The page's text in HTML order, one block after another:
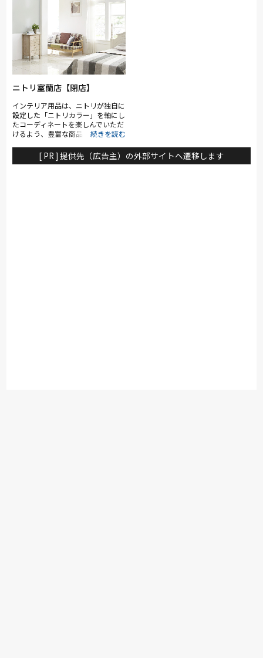
ニトリ室蘭店【閉店】
インテリア用品は、ニトリが独自に
設定した「ニトリカラー」を軸にし
たコーディネートを楽しんでいただ
けるよう、豊富な商品を取り揃え
いように、リビングやキッチン、ベ
ッドルームなど、生活のシーン・季
[ PR ] 提供先（広告主）の外部サイトへ遷移します